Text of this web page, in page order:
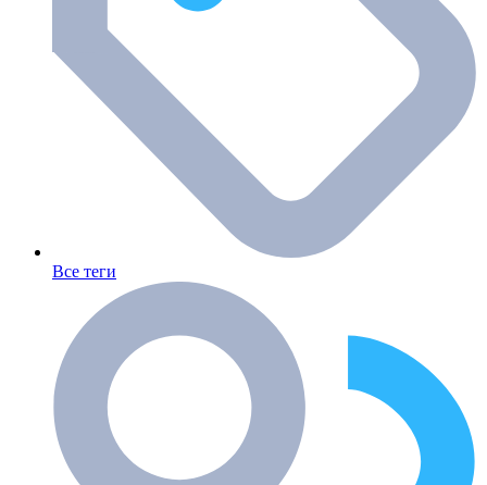
Все теги